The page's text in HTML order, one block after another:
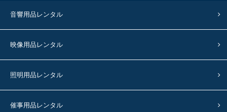
音響用品レンタル
映像用品レンタル
照明用品レンタル
催事用品レンタル